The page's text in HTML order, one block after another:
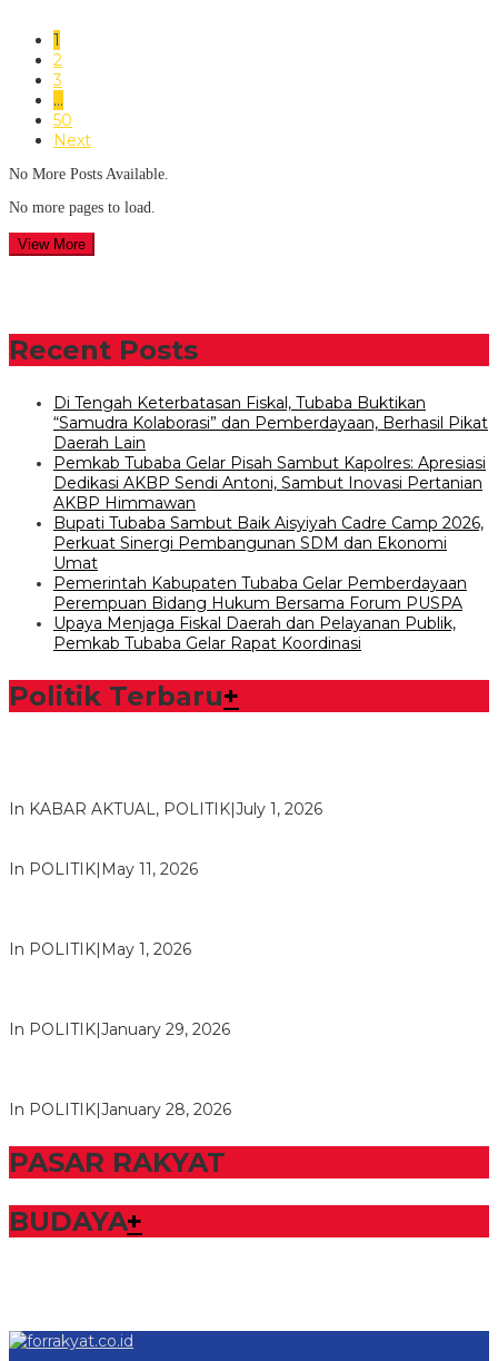
1
2
3
…
50
Next
No More Posts Available.
No more pages to load.
View More
Recent Posts
Di Tengah Keterbatasan Fiskal, Tubaba Buktikan
“Samudra Kolaborasi” dan Pemberdayaan, Berhasil Pikat
Daerah Lain
Pemkab Tubaba Gelar Pisah Sambut Kapolres: Apresiasi
Dedikasi AKBP Sendi Antoni, Sambut Inovasi Pertanian
AKBP Himmawan
Bupati Tubaba Sambut Baik Aisyiyah Cadre Camp 2026,
Perkuat Sinergi Pembangunan SDM dan Ekonomi
Umat
Pemerintah Kabupaten Tubaba Gelar Pemberdayaan
Perempuan Bidang Hukum Bersama Forum PUSPA
Upaya Menjaga Fiskal Daerah dan Pelayanan Publik,
Pemkab Tubaba Gelar Rapat Koordinasi
Politik Terbaru+
In KABAR AKTUAL, POLITIK July 1, 2026
In POLITIK May 11, 2026
In POLITIK May 1, 2026
In POLITIK January 29, 2026
In POLITIK January 28, 2026
PASAR RAKYAT
BUDAYA+